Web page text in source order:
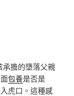
承擔的墮落父親
包養是否是
虎口。這種感